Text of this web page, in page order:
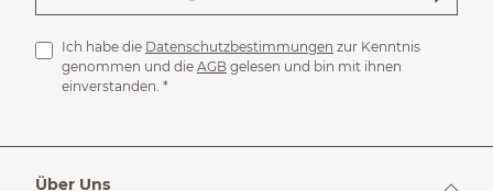
Ich habe die Datenschutzbestimmungen zur Kenntnis
genommen und die AGB gelesen und bin mit ihnen
einverstanden. *
Über Uns